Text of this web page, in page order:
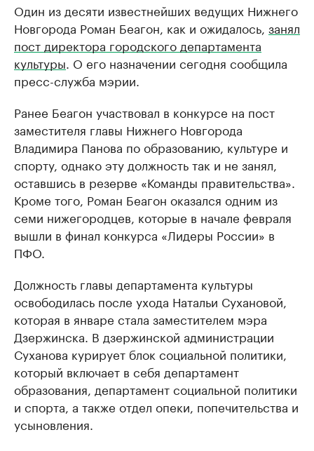
Один из десяти известнейших ведущих Нижнего
Новгорода Роман Беагон, как и ожидалось, занял
пост директора городского департамента
культуры. О его назначении сегодня сообщила
пресс-служба мэрии.
Ранее Беагон участвовал в конкурсе на пост
заместителя главы Нижнего Новгорода
Владимира Панова по образованию, культуре и
спорту, однако эту должность так и не занял,
оставшись в резерве «Команды правительства».
Кроме того, Роман Беагон оказался одним из
семи нижегородцев, которые в начале февраля
вышли в финал конкурса «Лидеры России» в
ПФО.
Должность главы департамента культуры
освободилась после ухода Натальи Сухановой,
которая в январе стала заместителем мэра
Дзержинска. В дзержинской администрации
Суханова курирует блок социальной политики,
который включает в себя департамент
образования, департамент социальной политики
и спорта, а также отдел опеки, попечительства и
усыновления.